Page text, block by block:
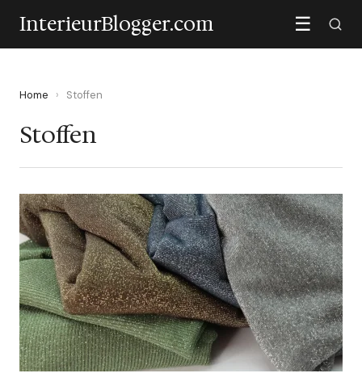
InterieurBlogger.com ☰
Home › Stoffen
Stoffen